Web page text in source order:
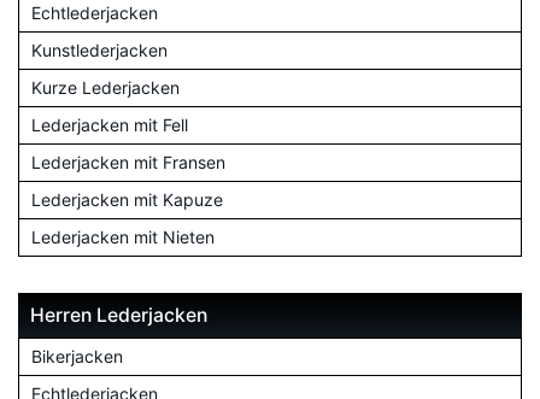
Echtlederjacken
Kunstlederjacken
Kurze Lederjacken
Lederjacken mit Fell
Lederjacken mit Fransen
Lederjacken mit Kapuze
Lederjacken mit Nieten
Herren Lederjacken
Bikerjacken
Echtlederjacken